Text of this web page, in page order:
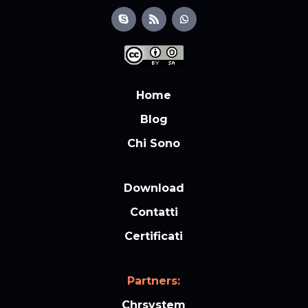
Home
Blog
Chi Sono
Download
Contatti
Certificati
Partners:
Chrsystem